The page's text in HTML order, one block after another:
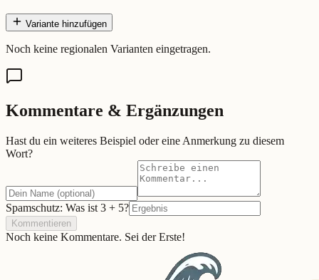
Variante hinzufügen
Noch keine regionalen Varianten eingetragen.
Kommentare & Ergänzungen
Hast du ein weiteres Beispiel oder eine Anmerkung zu diesem
Wort?
Spamschutz: Was ist 3 + 5?
Kommentieren
Noch keine Kommentare. Sei der Erste!